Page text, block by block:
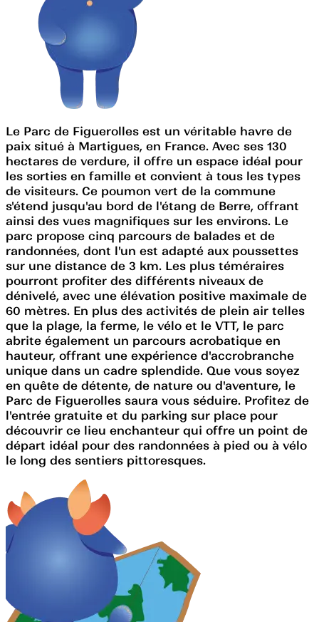
Le Parc de Figuerolles est un véritable havre de
paix situé à Martigues, en France. Avec ses 130
hectares de verdure, il offre un espace idéal pour
les sorties en famille et convient à tous les types
de visiteurs. Ce poumon vert de la commune
s'étend jusqu'au bord de l'étang de Berre, offrant
ainsi des vues magnifiques sur les environs. Le
parc propose cinq parcours de balades et de
randonnées, dont l'un est adapté aux poussettes
sur une distance de 3 km. Les plus téméraires
pourront profiter des différents niveaux de
dénivelé, avec une élévation positive maximale de
60 mètres. En plus des activités de plein air telles
que la plage, la ferme, le vélo et le VTT, le parc
abrite également un parcours acrobatique en
hauteur, offrant une expérience d'accrobranche
unique dans un cadre splendide. Que vous soyez
en quête de détente, de nature ou d'aventure, le
Parc de Figuerolles saura vous séduire. Profitez de
l'entrée gratuite et du parking sur place pour
découvrir ce lieu enchanteur qui offre un point de
départ idéal pour des randonnées à pied ou à vélo
le long des sentiers pittoresques.